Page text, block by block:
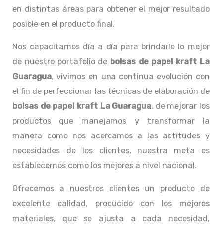
en distintas áreas para obtener el mejor resultado
posible en el producto final.
Nos capacitamos día a día para brindarle lo mejor
de nuestro portafolio de bolsas de papel kraft La
Guaragua, vivimos en una continua evolución con
el fin de perfeccionar las técnicas de elaboración de
bolsas de papel kraft La Guaragua, de mejorar los
productos que manejamos y transformar la
manera como nos acercamos a las actitudes y
necesidades de los clientes, nuestra meta es
establecernos como los mejores a nivel nacional.
Ofrecemos a nuestros clientes un producto de
excelente calidad, producido con los mejores
materiales, que se ajusta a cada necesidad,